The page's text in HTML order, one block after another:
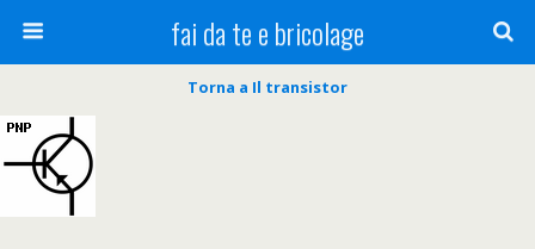
fai da te e bricolage
Torna a Il transistor